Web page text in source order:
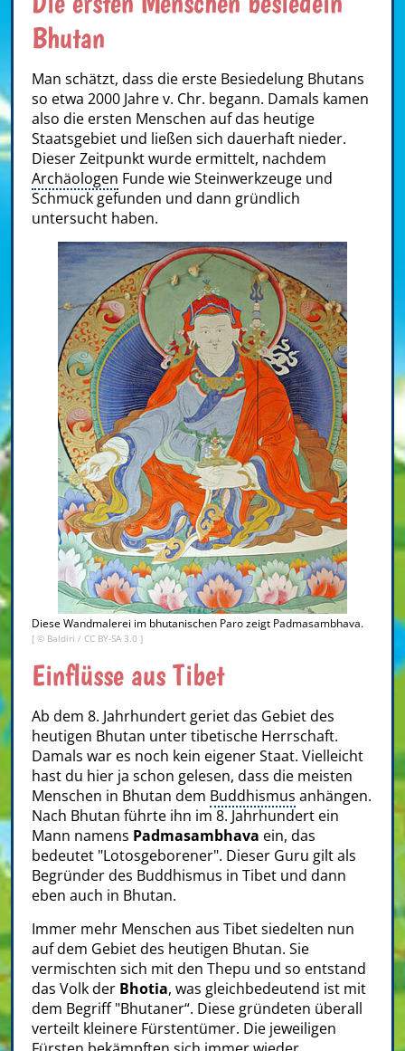
Bhutan
Man schätzt, dass die erste Besiedelung Bhutans
so etwa 2000 Jahre v. Chr. begann. Damals kamen
also die ersten Menschen auf das heutige
Staatsgebiet und ließen sich dauerhaft nieder.
Dieser Zeitpunkt wurde ermittelt, nachdem
Archäologen Funde wie Steinwerkzeuge und
Schmuck gefunden und dann gründlich
untersucht haben.
Diese Wandmalerei im bhutanischen Paro zeigt Padmasambhava.
[ © Baldiri / CC BY-SA 3.0 ]
Einflüsse aus Tibet
Ab dem 8. Jahrhundert geriet das Gebiet des
heutigen Bhutan unter tibetische Herrschaft.
Damals war es noch kein eigener Staat. Vielleicht
hast du hier ja schon gelesen, dass die meisten
Menschen in Bhutan dem Buddhismus anhängen.
Nach Bhutan führte ihn im 8. Jahrhundert ein
Mann namens Padmasambhava ein, das
bedeutet "Lotosgeborener". Dieser Guru gilt als
Begründer des Buddhismus in Tibet und dann
eben auch in Bhutan.
Immer mehr Menschen aus Tibet siedelten nun
auf dem Gebiet des heutigen Bhutan. Sie
vermischten sich mit den Thepu und so entstand
das Volk der Bhotia, was gleichbedeutend ist mit
dem Begriff "Bhutaner“. Diese gründeten überall
verteilt kleinere Fürstentümer. Die jeweiligen